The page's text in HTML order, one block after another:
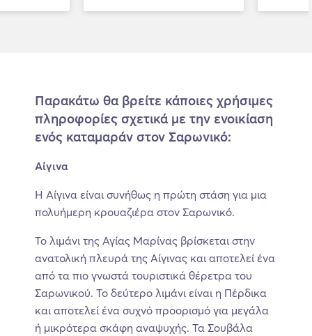
Παρακάτω θα βρείτε κάποιες χρήσιμες
πληροφορίες σχετικά με την ενοικίαση
ενός καταμαράν στον Σαρωνικό:
Αίγινα
Η Αίγινα είναι συνήθως η πρώτη στάση για μια
πολυήμερη κρουαζιέρα στον Σαρωνικό.
Το λιμάνι της Αγίας Μαρίνας βρίσκεται στην
ανατολική πλευρά της Αίγινας και αποτελεί ένα
από τα πιο γνωστά τουριστικά θέρετρα του
Σαρωνικού. Το δεύτερο λιμάνι είναι η Πέρδικα
και αποτελεί ένα συχνό προορισμό για μεγάλα
ή μικρότερα σκάφη αναψυχής. Τα Σουβάλα